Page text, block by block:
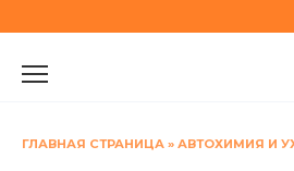
к
содержанию
ГЛАВНАЯ СТРАНИЦА » АВТОХИМИЯ И